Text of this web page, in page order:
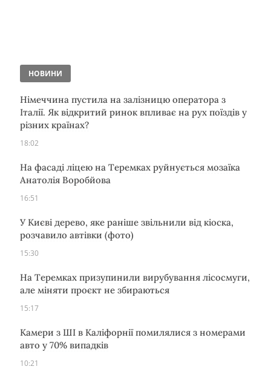
НОВИНИ
Німеччина пустила на залізницю оператора з
Італії. Як відкритий ринок впливає на рух поїздів у
різних країнах?
18:02
На фасаді ліцею на Теремках руйнується мозаїка
Анатолія Воробйова
16:51
У Києві дерево, яке раніше звільнили від кіоска,
розчавило автівки (фото)
15:30
На Теремках призупинили вирубування лісосмуги,
але міняти проєкт не збираються
15:17
Камери з ШІ в Каліфорнії помилялися з номерами
авто у 70% випадків
10:21